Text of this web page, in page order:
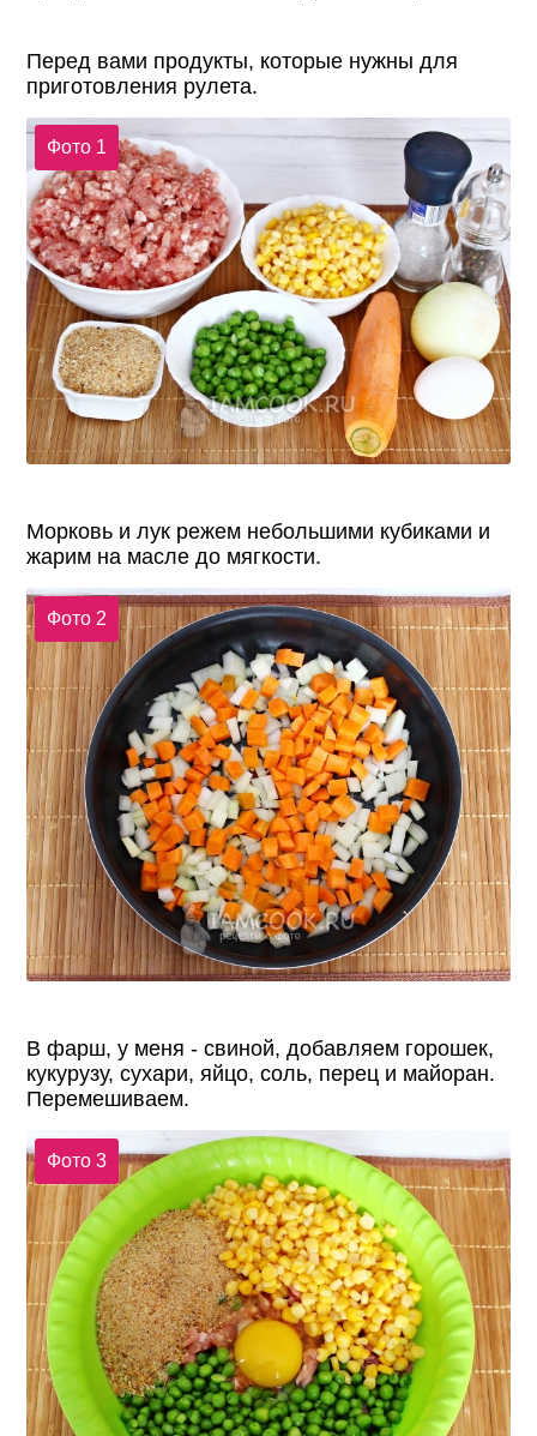
Перед вами продукты, которые нужны для
приготовления рулета.
Фото 1
Морковь и лук режем небольшими кубиками и
жарим на масле до мягкости.
Фото 2
В фарш, у меня - свиной, добавляем горошек,
кукурузу, сухари, яйцо, соль, перец и майоран.
Перемешиваем.
Фото 3